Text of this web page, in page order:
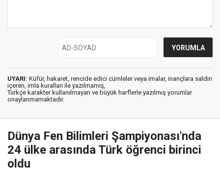
UYARI: Küfür, hakaret, rencide edici cümleler veya imalar, inançlara saldırı
içeren, imla kuralları ile yazılmamış,
Türkçe karakter kullanılmayan ve büyük harflerle yazılmış yorumlar
onaylanmamaktadır.
Dünya Fen Bilimleri Şampiyonası'nda
24 ülke arasında Türk öğrenci birinci
oldu